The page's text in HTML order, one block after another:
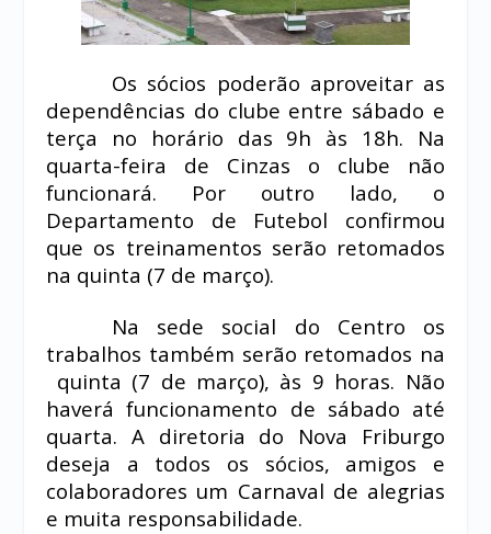
Os sócios poderão aproveitar as
dependências do clube entre sábado e
terça no horário das 9h às 18h. Na
quarta-feira de Cinzas o clube não
funcionará. Por outro lado, o
Departamento de Futebol confirmou
que os treinamentos serão retomados
na quinta (7 de março).
Na sede social do Centro os
trabalhos também serão retomados na
quinta (7 de março), às 9 horas. Não
haverá funcionamento de sábado até
quarta. A diretoria do Nova Friburgo
deseja a todos os sócios, amigos e
colaboradores um Carnaval de alegrias
e muita responsabilidade.